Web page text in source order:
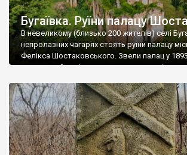
Бугаївка. Руїни палацу
В невеликому (близько 200 жителів) селі
непролазних чагарях стоять руїни палацу
Фелікса Шостаковського. Звели палац у
радянський період у ньому спочатку
століття тут розмістили туберкульозну
палацу виїхала лікарня – ми точно не […]